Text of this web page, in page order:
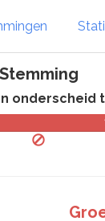
Stemming